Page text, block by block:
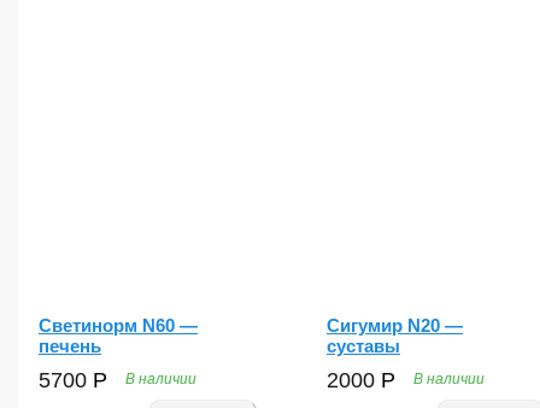
Светинорм N60 —
печень
5700 Р В наличии
Сигумир N20 —
суставы
2000 Р В наличии